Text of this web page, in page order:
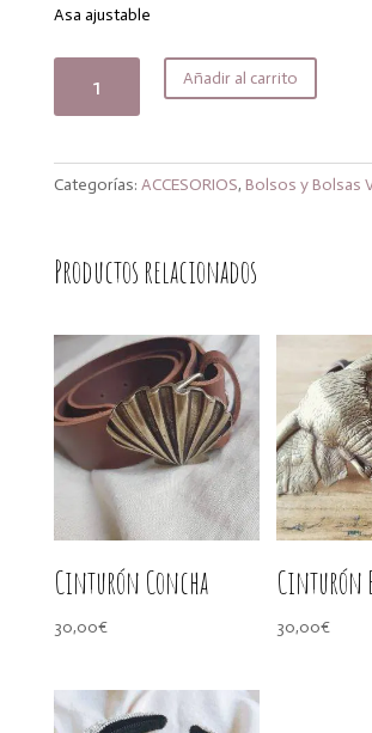
Asa ajustable
Añadir al carrito
Categorías: ACCESORIOS, Bolsos y Bolsas
Productos relacionados
Cinturón Concha
30,00€
Cinturón
30,00€